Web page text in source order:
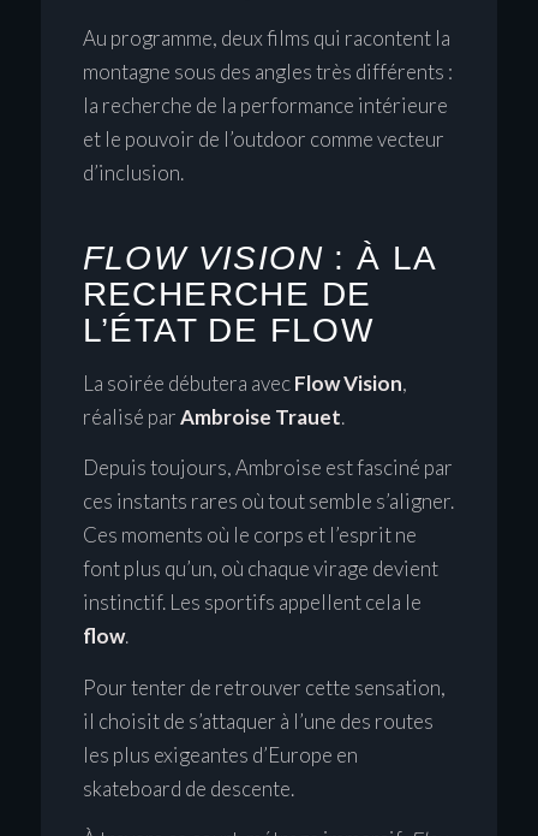
Au programme, deux films qui racontent la
montagne sous des angles très différents :
la recherche de la performance intérieure
et le pouvoir de l’outdoor comme vecteur
d’inclusion.
FLOW VISION : À LA
RECHERCHE DE
L’ÉTAT DE FLOW
La soirée débutera avecFlow Vision,
réalisé parAmbroise Trauet.
Depuis toujours, Ambroise est fasciné par
ces instants rares où tout semble s’aligner.
Ces moments où le corps et l’esprit ne
font plus qu’un, où chaque virage devient
instinctif. Les sportifs appellent cela le
flow.
Pour tenter de retrouver cette sensation,
il choisit de s’attaquer à l’une des routes
les plus exigeantes d’Europe en
skateboard de descente.